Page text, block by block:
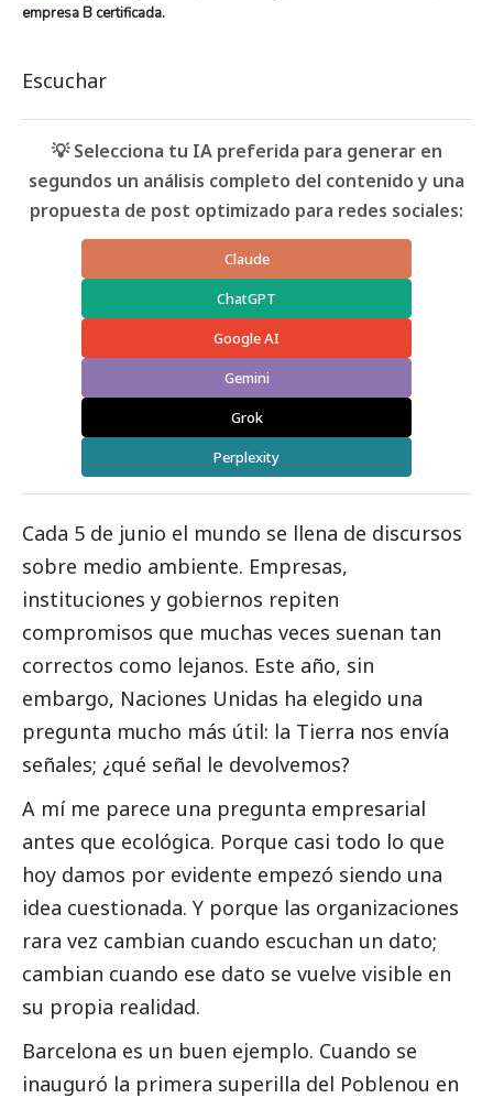
empresa B certificada.
Escuchar
💡 Selecciona tu IA preferida para generar en
segundos un análisis completo del contenido y una
propuesta de post optimizado para redes sociales:
Claude
ChatGPT
Google AI
Gemini
Grok
Perplexity
Cada 5 de junio el mundo se llena de discursos
sobre medio ambiente. Empresas,
instituciones y gobiernos repiten
compromisos que muchas veces suenan tan
correctos como lejanos. Este año, sin
embargo, Naciones Unidas ha elegido una
pregunta mucho más útil: la Tierra nos envía
señales; ¿qué señal le devolvemos?
A mí me parece una pregunta empresarial
antes que ecológica. Porque casi todo lo que
hoy damos por evidente empezó siendo una
idea cuestionada. Y porque las organizaciones
rara vez cambian cuando escuchan un dato;
cambian cuando ese dato se vuelve visible en
su propia realidad.
Barcelona es un buen ejemplo. Cuando se
inauguró la primera superilla del Poblenou en